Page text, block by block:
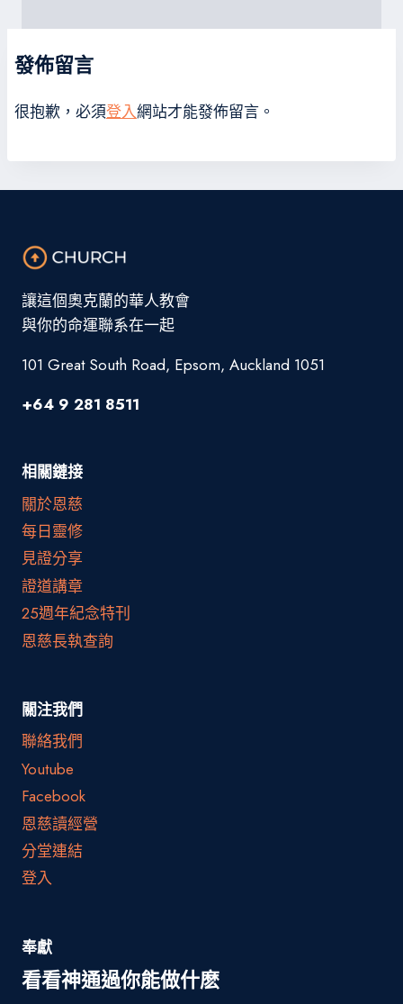
發佈留言
很抱歉，必須登入網站才能發佈留言。
讓這個奧克蘭的華人教會
與你的命運聯系在一起
101 Great South Road, Epsom, Auckland 1051
+64 9 281 8511
相關鏈接
關於恩慈
每日靈修
見證分享
證道講章
25週年紀念特刊
恩慈長執查詢
關注我們
聯絡我們
Youtube
Facebook
恩慈讀經營
分堂連結
登入
奉獻
看看神通過你能做什麽